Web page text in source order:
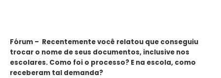
Fórum – Recentemente você relatou que conseguiu
trocar o nome de seus documentos, inclusive nos
escolares. Como foi o processo? E na escola, como
receberam tal demanda?